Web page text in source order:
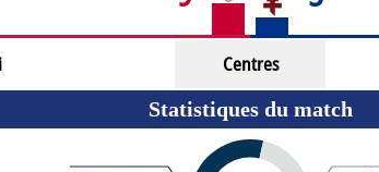
Centres
Statistiques du match